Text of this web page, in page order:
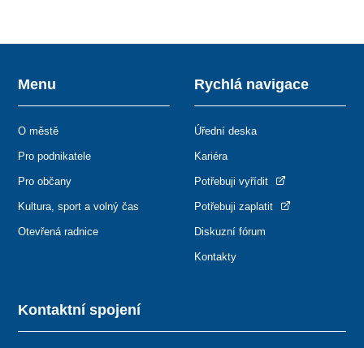
Kontaktní spojení
Menu
O městě
Pro podnikatele
Pro občany
Kultura, sport a volný čas
Otevřená radnice
Rychlá navigace
Úřední deska
Kariéra
Potřebuji vyřídit
Potřebuji zaplatit
Diskuzní fórum
Kontakty